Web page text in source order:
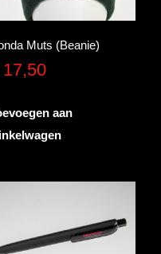
Muts (Beanie)
aan